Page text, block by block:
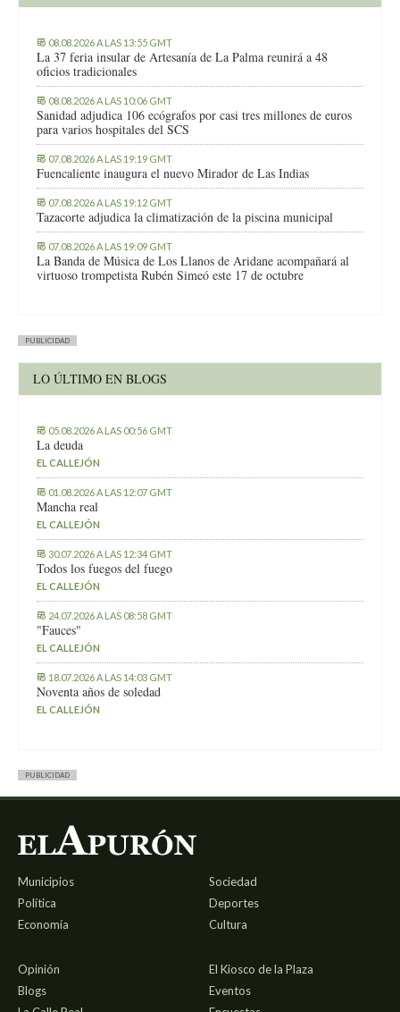
08.08.2026 A LAS 13:55 GMT
La 37 feria insular de Artesanía de La Palma reunirá a 48
oficios tradicionales
08.08.2026 A LAS 10:06 GMT
Sanidad adjudica 106 ecógrafos por casi tres millones de euros
para varios hospitales del SCS
07.08.2026 A LAS 19:19 GMT
Fuencaliente inaugura el nuevo Mirador de Las Indias
07.08.2026 A LAS 19:12 GMT
Tazacorte adjudica la climatización de la piscina municipal
07.08.2026 A LAS 19:09 GMT
La Banda de Música de Los Llanos de Aridane acompañará al
virtuoso trompetista Rubén Simeó este 17 de octubre
PUBLICIDAD
LO ÚLTIMO EN BLOGS
05.08.2026 A LAS 00:56 GMT
La deuda
EL CALLEJÓN
01.08.2026 A LAS 12:07 GMT
Mancha real
EL CALLEJÓN
30.07.2026 A LAS 12:34 GMT
Todos los fuegos del fuego
EL CALLEJÓN
24.07.2026 A LAS 08:58 GMT
"Fauces"
EL CALLEJÓN
18.07.2026 A LAS 14:03 GMT
Noventa años de soledad
EL CALLEJÓN
PUBLICIDAD
Municipios
Política
Economía
Sociedad
Deportes
Cultura
Opinión
Blogs
El Kiosco de la Plaza
Eventos